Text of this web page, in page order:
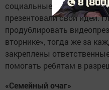
социальные проекты.
презентовали свои идеи.
продублировать
вторнике», тогда же за
закреплены
помогать ребятам в
«Семейный очаг»